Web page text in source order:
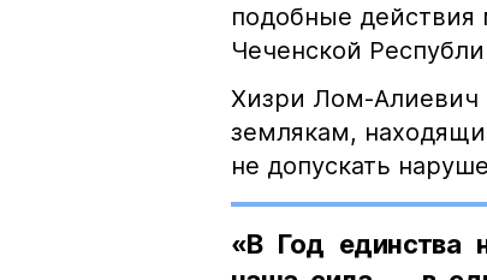
подобные действия
Чеченской
Хизри Лом-Алиевич
землякам,
не допускать
«В Год единства